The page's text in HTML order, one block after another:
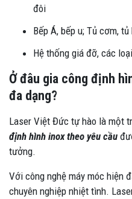
đôi
Bếp Á, bếp u; Tủ cơm,
Hệ thống giá đỡ, các
Ở đâu gia công định
đa dạng?
Laser Việt Đức tự hào là một
định hình inox theo yêu cầu
tưởng.
Với công nghệ máy móc hiện
chuyên nghiệp nhiệt tình.